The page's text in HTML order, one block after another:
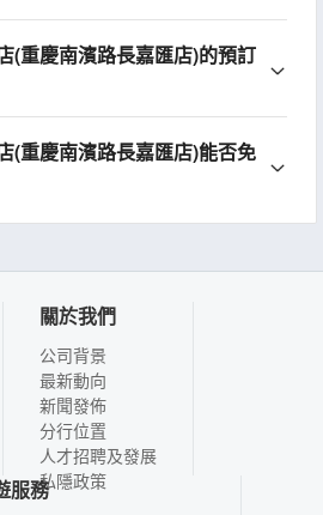
(重慶南濱路長嘉匯店)的預訂
(重慶南濱路長嘉匯店)能否免
關於我們
公司背景
最新動向
新聞發佈
分行位置
人才招聘及發展
私隱政策
服務